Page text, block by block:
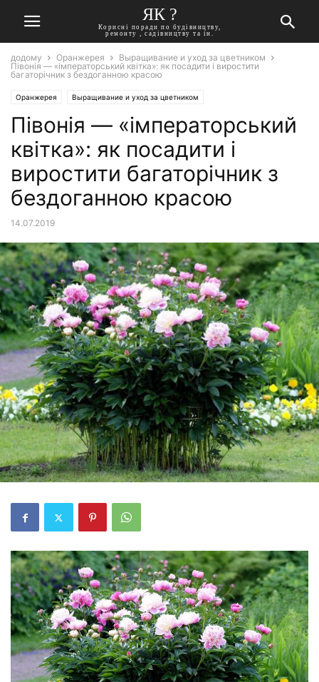
ЯК ?
Корисні поради по будівництву,
ремонту , садівництву та ін.
додому Оранжерея
Выращивание и уход за цветником
Півонія — «імператорський квітка»: як посадити і виростити
багаторічник з бездоганною красою
Оранжерея Выращивание и уход за цветником
Півонія — «імператорський
квітка»: як посадити і
виростити багаторічник з
бездоганною красою
14.07.2019